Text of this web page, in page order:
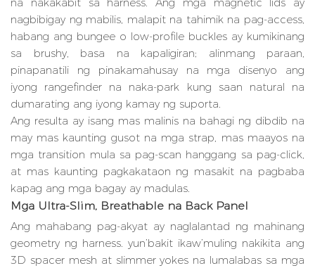
nagbibigay ng mabilis, malapit na tahimik na pag-access,
habang ang bungee o low-profile buckles ay kumikinang
sa brushy, basa na kapaligiran; alinmang paraan,
pinapanatili ng pinakamahusay na mga disenyo ang
iyong rangefinder na naka-park kung saan natural na
dumarating ang iyong kamay ng suporta.
Ang resulta ay isang mas malinis na bahagi ng dibdib na
may mas kaunting gusot na mga strap, mas maayos na
mga transition mula sa pag-scan hanggang sa pag-click,
at mas kaunting pagkakataon ng masakit na pagbaba
kapag ang mga bagay ay madulas.
Mga Ultra-Slim, Breathable na Back Panel
Ang mahabang pag-akyat ay naglalantad ng mahinang
geometry ng harness. yun’bakit ikaw’muling nakikita ang
3D spacer mesh at slimmer yokes na lumalabas sa mga